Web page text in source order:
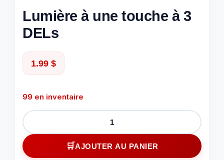
Lumière à une touche à 3
DELs
1.99 $
99 en inventaire
quantité
de
Lumière
à
AJOUTER AU PANIER